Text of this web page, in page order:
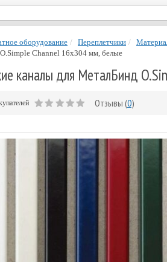
оборудование Переплетчики
Channel 16х304 мм, белые
каналы для МеталБинд
Отзывы (0)